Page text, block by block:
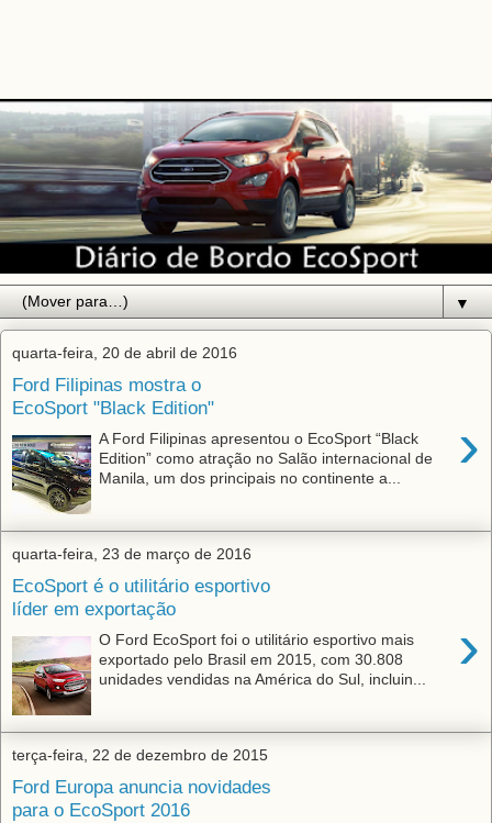
▼
quarta-feira, 20 de abril de 2016
Ford Filipinas mostra o
EcoSport "Black Edition"
›
A Ford Filipinas apresentou o EcoSport “Black
Edition” como atração no Salão internacional de
Manila, um dos principais no continente a...
quarta-feira, 23 de março de 2016
EcoSport é o utilitário esportivo
líder em exportação
›
O Ford EcoSport foi o utilitário esportivo mais
exportado pelo Brasil em 2015, com 30.808
unidades vendidas na América do Sul, incluin...
terça-feira, 22 de dezembro de 2015
Ford Europa anuncia novidades
para o EcoSport 2016